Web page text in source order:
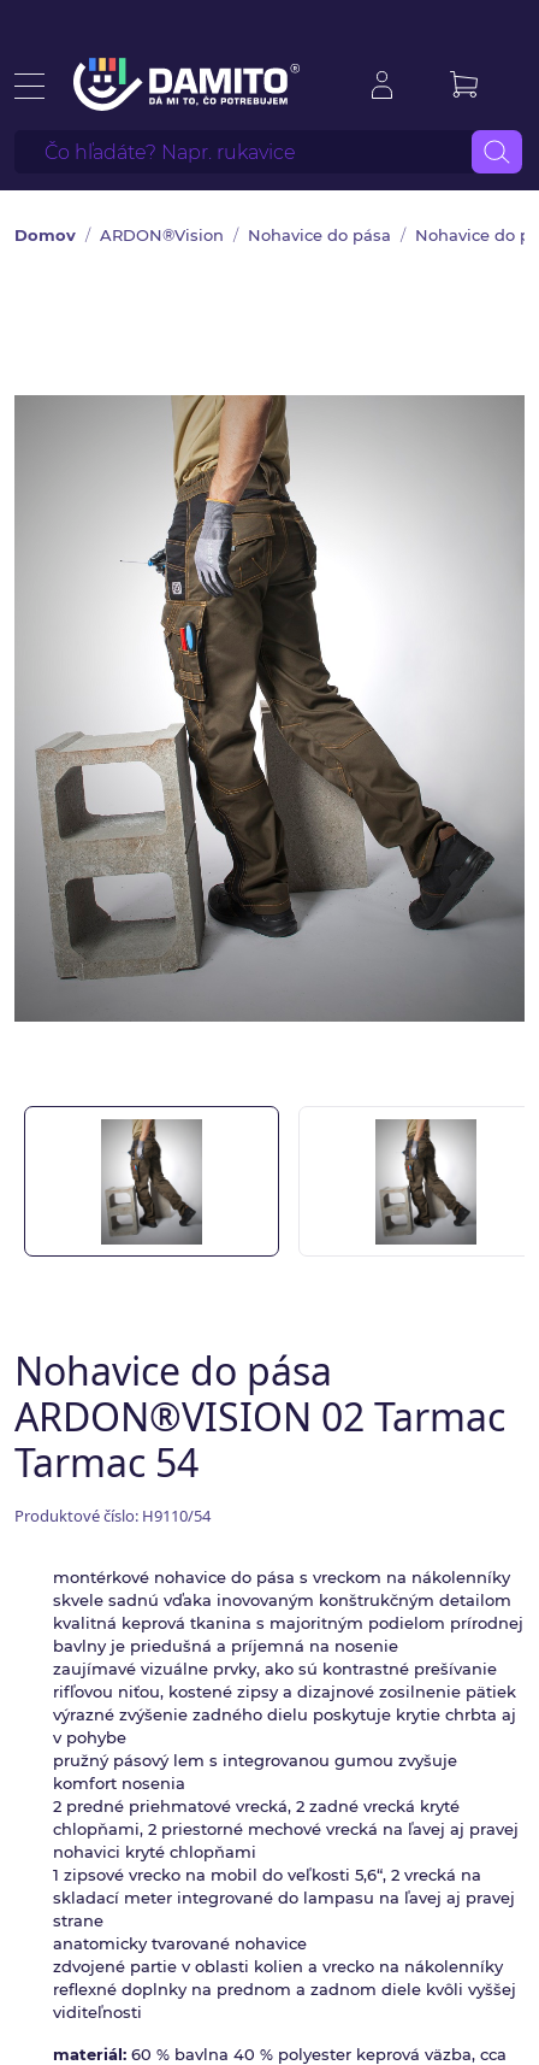
Domov ARDON®Vision Nohavice do pása Nohavice do
Nohavice do pása
ARDON®VISION 02 Tarmac
Tarmac 54
Produktové číslo: H9110/54
montérkové nohavice do pása s vreckom na nákolenníky
skvele sadnú vďaka inovovaným konštrukčným detailom
kvalitná keprová tkanina s majoritným podielom prírodnej
bavlny je priedušná a príjemná na nosenie
zaujímavé vizuálne prvky, ako sú kontrastné prešívanie
rifľovou niťou, kostené zipsy a dizajnové zosilnenie pätiek
výrazné zvýšenie zadného dielu poskytuje krytie chrbta aj
v pohybe
pružný pásový lem s integrovanou gumou zvyšuje
komfort nosenia
2 predné priehmatové vrecká, 2 zadné vrecká kryté
chlopňami, 2 priestorné mechové vrecká na ľavej aj pravej
nohavici kryté chlopňami
1 zipsové vrecko na mobil do veľkosti 5,6“, 2 vrecká na
skladací meter integrované do lampasu na ľavej aj pravej
strane
anatomicky tvarované nohavice
zdvojené partie v oblasti kolien a vrecko na nákolenníky
reflexné doplnky na prednom a zadnom diele kvôli vyššej
viditeľnosti
materiál: 60 % bavlna 40 % polyester keprová väzba, cca